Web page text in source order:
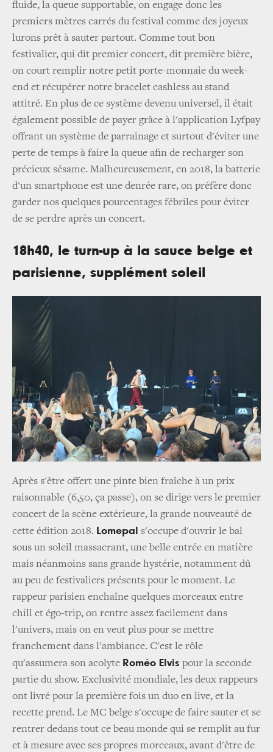
fluide, la queue supportable, on engage donc les
premiers mètres carrés du festival comme des joyeux
lurons prêt à sauter partout. Comme tout bon
festivalier, qui dit premier concert, dit première bière,
on court remplir notre petit porte-monnaie du week-
end et récupérer notre bracelet cashless au stand
attitré. En plus de ce système devenu universel, il était
également possible de payer grâce à l'application Lyfpay
offrant un système de parrainage et surtout d'éviter une
perte de temps à faire la queue afin de recharger son
précieux sésame. Malheureusement, en 2018, la batterie
d'un smartphone est une denrée rare, on préfère donc
garder nos quelques pourcentages fébriles pour éviter
de se perdre après un concert.
18h40, le turn-up à la sauce belge et
parisienne, supplément soleil
Après s'être offert une pinte bien fraîche à un prix
raisonnable (6,50, ça passe), on se dirige vers le premier
concert de la scène extérieure, la grande nouveauté de
cette édition 2018. Lomepal
s'occupe d'ouvrir le bal
sous un soleil massacrant, une belle entrée en matière
mais néanmoins sans grande hystérie, notamment dû
au peu de festivaliers présents pour le moment. Le
rappeur parisien enchaîne quelques morceaux entre
chill et égo-trip, on rentre assez facilement dans
l'univers, mais on en veut plus pour se mettre
franchement dans l'ambiance. C'est le rôle
qu'assumera son acolyte Roméo Elvis pour la seconde
partie du show. Exclusivité mondiale, les deux rappeurs
ont livré pour la première fois un duo en live, et la
recette prend. Le MC belge s'occupe de faire sauter et se
rentrer dedans tout ce beau monde qui se remplit au fur
et à mesure avec ses propres morceaux, avant d'être de